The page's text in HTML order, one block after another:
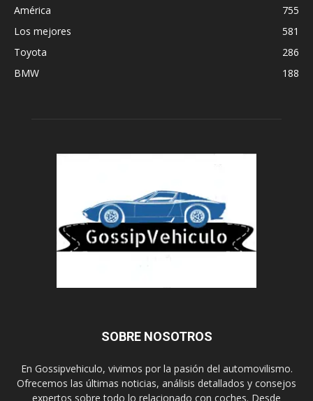
América
755
Los mejores
581
Toyota
286
BMW
188
SOBRE NOSOTROS
En Gossipvehiculo, vivimos por la pasión del automovilismo.
Ofrecemos las últimas noticias, análisis detallados y consejos
expertos sobre todo lo relacionado con coches. Desde